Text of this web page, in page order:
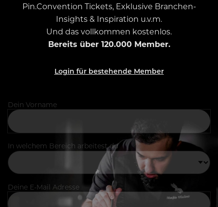
Pin.Convention Tickets, Exklusive Branchen-
Insights & Inspiration u.v.m.
Und das vollkommen kostenlos.
Bereits über 120.000 Member.
Login für bestehende Member
Dein Vorname
In welchem Bereich arbeitest du
Deine E-Mail Adresse